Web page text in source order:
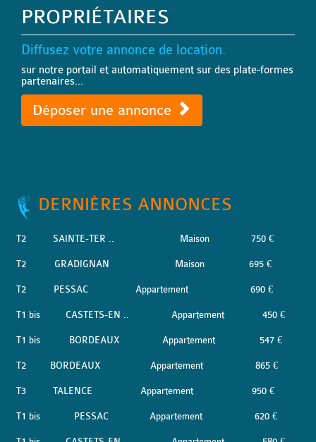
PROPRIÉTAIRES
Diffusez votre annonce de location.
sur notre portail et automatiquement sur des plate-formes
partenaires...
Déposer une annonce
DERNIÈRES ANNONCES
T2 SAINTE-TER .. Maison 750 €
T2 GRADIGNAN Maison 695 €
T2 PESSAC Appartement 690 €
T1 bis CASTETS-EN .. Appartement 450 €
T1 bis BORDEAUX Appartement 547 €
T2 BORDEAUX Appartement 865 €
T3 TALENCE Appartement 950 €
T1 bis PESSAC Appartement 620 €